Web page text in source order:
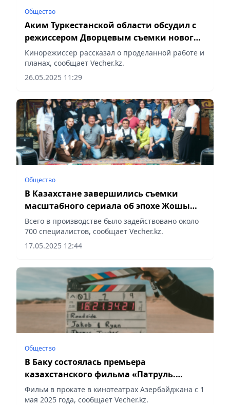
Общество
Аким Туркестанской области обсудил с
режиссером Дворцевым съемки нового
фильма
Кинорежиссер рассказал о проделанной работе и
планах, сообщает Vecher.kz.
26.05.2025 11:29
Общество
В Казахстане завершились съемки
масштабного сериала об эпохе Жошы
хана
Всего в производстве было задействовано около
700 специалистов, сообщает Vecher.kz.
17.05.2025 12:44
Общество
В Баку состоялась премьера
казахстанского фильма «Патруль.
Последний приказ»
Фильм в прокате в кинотеатрах Азербайджана с 1
мая 2025 года, сообщает Vecher.kz.